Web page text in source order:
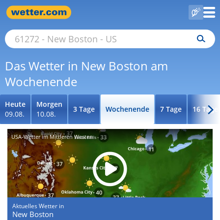
Das Wetter in New Boston am
Wochenende
Heute
09.08.
Morgen
10.08.
3 Tage Wochenende 7 Tage 16 Tage
USA-Wetter im Mittleren Westen
Aktuelles Wetter in
New Boston